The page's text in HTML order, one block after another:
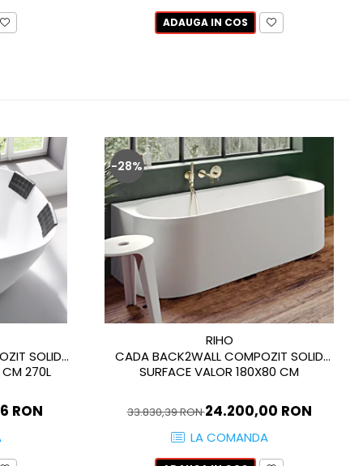
ADAUGA IN COS
SOLID
CM 270L
RON
-28%
RIHO
CADA BACK2WALL COMPOZIT SOLID
SURFACE VALOR 180X80 CM
33.830,39 RON24.200,00 RON
LA COMANDA